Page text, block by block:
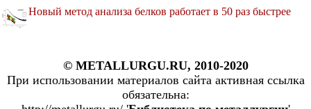
Новый метод анализа белков работает в 50 раз быстрее
© METALLURGU.RU, 2010-2020
При использовании материалов сайта активная ссылка
обязательна: